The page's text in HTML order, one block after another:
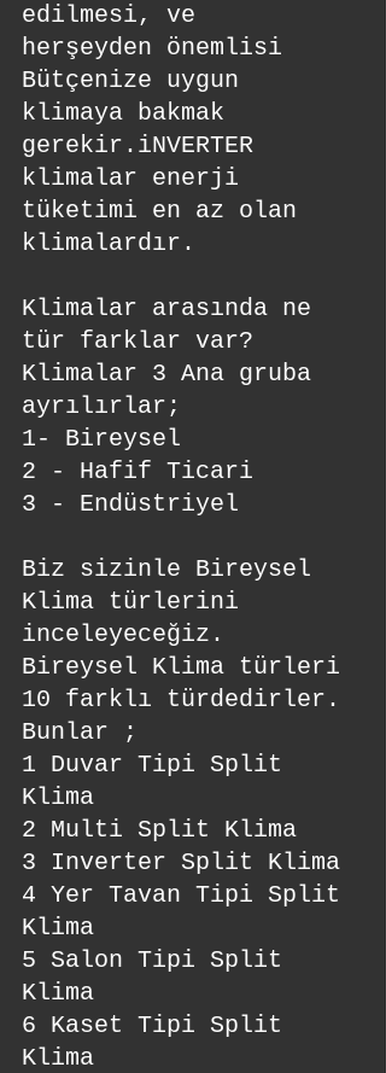
edilmesi, ve
herşeyden önemlisi
Bütçenize uygun
klimaya bakmak
gerekir.iNVERTER
klimalar enerji
tüketimi en az olan
klimalardır.
Klimalar arasında ne
tür farklar var?
Klimalar 3 Ana gruba
ayrılırlar;
1- Bireysel
2 - Hafif Ticari
3 - Endüstriyel
Biz sizinle Bireysel
Klima türlerini
inceleyeceğiz.
Bireysel Klima türleri
10 farklı türdedirler.
Bunlar ;
1 Duvar Tipi Split
Klima
2 Multi Split Klima
3 Inverter Split Klima
4 Yer Tavan Tipi Split
Klima
5 Salon Tipi Split
Klima
6 Kaset Tipi Split
Klima